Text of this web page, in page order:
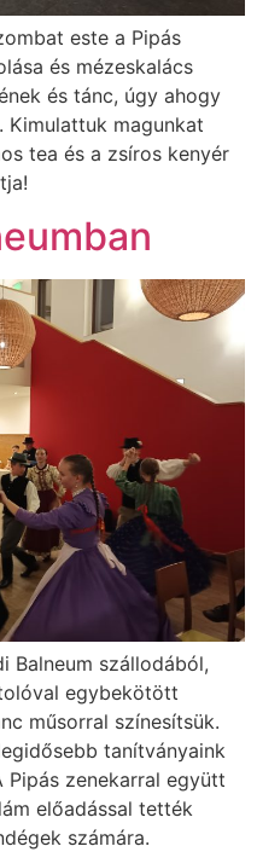
este a Pipás
és mézeskalács
és tánc, úgy ahogy
Kimulattuk magunkat
tea és a zsíros kenyér
Balneum szállodából,
egybekötött
műsorral színesítsük.
tanítványaink
zenekarral együtt
előadással tették
számára.